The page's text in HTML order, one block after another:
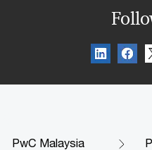
PwC Malaysia